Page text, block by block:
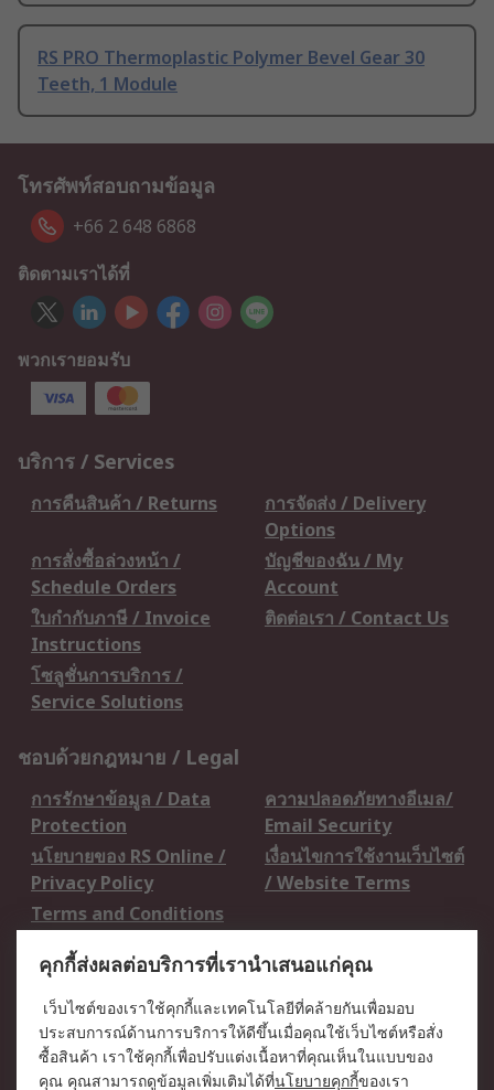
RS PRO Thermoplastic Polymer Bevel Gear 30
Teeth, 1 Module
โทรศัพท์สอบถามข้อมูล
+66 2 648 6868
ติดตามเราได้ที่
พวกเรายอมรับ
บริการ / Services
การคืนสินค้า / Returns
การจัดส่ง / Delivery
Options
การสั่งซื้อล่วงหน้า /
Schedule Orders
บัญชีของฉัน / My
Account
ใบกำกับภาษี / Invoice
Instructions
ติดต่อเรา / Contact Us
โซลูชั่นการบริการ /
Service Solutions
ชอบด้วยกฎหมาย / Legal
การรักษาข้อมูล / Data
Protection
ความปลอดภัยทางอีเมล/
Email Security
นโยบายของ RS Online /
Privacy Policy
เงื่อนไขการใช้งานเว็บไซต์
/ Website Terms
Terms and Conditions
เกี่ยวกับ RS / About RS
RS ทั่วโลก / RS
Worldwide
ข่าวประชาสัมพันธ์ / Press
Centre
คุกกี้ส่งผลต่อบริการที่เรานำเสนอแก่คุณ
เว็บไซต์ของเราใช้คุกกี้และเทคโนโลยีที่คล้ายกันเพื่อมอบ
ประสบการณ์ด้านการบริการให้ดีขึ้นเมื่อคุณใช้เว็บไซต์หรือสั่ง
ซื้อสินค้า เราใช้คุกกี้เพื่อปรับแต่งเนื้อหาที่คุณเห็นในแบบของ
คุณ คุณสามารถดูข้อมูลเพิ่มเติมได้ที่นโยบายคุกกี้ของเรา